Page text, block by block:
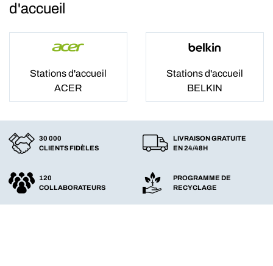
d'accueil
Stations d'accueil
ACER
Stations d'accueil
BELKIN
30 000
CLIENTS FIDÈLES
LIVRAISON GRATUITE
EN 24/48H
120
COLLABORATEURS
PROGRAMME DE
RECYCLAGE